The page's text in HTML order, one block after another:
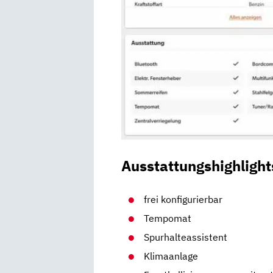
frei konfigurierbar
Tempomat
Spurhalteassistent
Klimaanlage